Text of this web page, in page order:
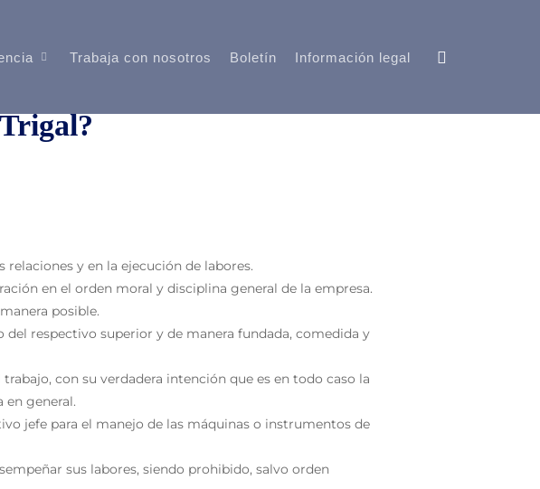
Trabaja con nosotros Boletín Información legal
y en la ejecución de labores.
en el orden moral y disciplina general de la empresa.
posible.
respectivo superior y de manera fundada, comedida y
con su verdadera intención que es en todo caso la
en general.
jefe para el manejo de las máquinas o instrumentos de
sus labores, siendo prohibido, salvo orden